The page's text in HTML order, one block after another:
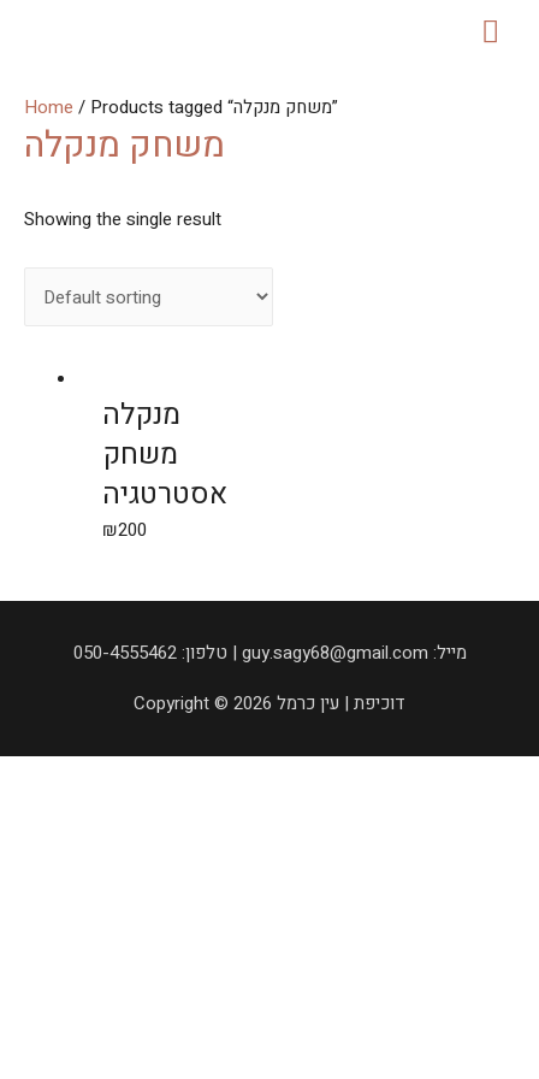
Home / Products tagged “משחק מנקלה”
משחק מנקלה
Showing the single result
מנקלה
משחק
אסטרטגיה
₪200
050-4555462 :טלפון | guy.sagy68@gmail.com :מייל
Copyright © 2026 דוכיפת | עין כרמל